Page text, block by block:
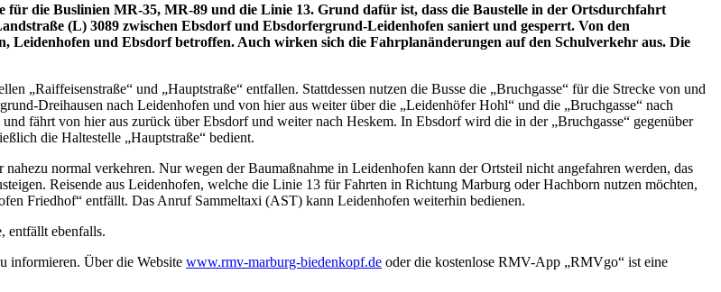
die Buslinien MR-35, MR-89 und die Linie 13. Grund dafür ist, dass die Baustelle in der Ortsdurchfahrt
(L) 3089 zwischen Ebsdorf und Ebsdorfergrund-Leidenhofen saniert und gesperrt. Von den
Leidenhofen und Ebsdorf betroffen. Auch wirken sich die Fahrplanänderungen auf den Schulverkehr aus. Die
„Raiffeisenstraße“ und „Hauptstraße“ entfallen. Stattdessen nutzen die Busse die „Bruchgasse“ für die Strecke von und
Dreihausen nach Leidenhofen und von hier aus weiter über die „Leidenhöfer Hohl“ und die „Bruchgasse“ nach
fährt von hier aus zurück über Ebsdorf und weiter nach Heskem. In Ebsdorf wird die in der „Bruchgasse“ gegenüber
die Haltestelle „Hauptstraße“ bedient.
normal verkehren. Nur wegen der Baumaßnahme in Leidenhofen kann der Ortsteil nicht angefahren werden, das
Reisende aus Leidenhofen, welche die Linie 13 für Fahrten in Richtung Marburg oder Hachborn nutzen möchten,
Friedhof“ entfällt. Das Anruf Sammeltaxi (AST) kann Leidenhofen weiterhin bedienen.
entfällt ebenfalls.
informieren. Über die Website www.rmv-marburg-biedenkopf.de oder die kostenlose RMV-App „RMVgo“ ist eine